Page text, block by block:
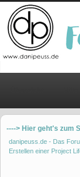
----> Hier geht's zum
danipeuss.de - Das
Erstellen einer Project